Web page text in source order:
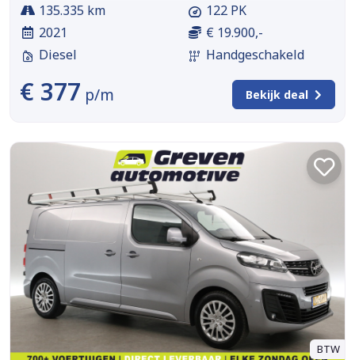
135.335 km
2021
Diesel
122 PK
€ 19.900,-
Handgeschakeld
€ 377 p/m Bekijk deal
BTW